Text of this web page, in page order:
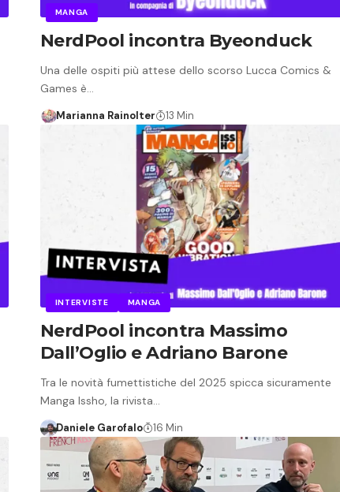
MANGA
NerdPool incontra Byeonduck
Una delle ospiti più attese dello scorso Lucca Comics &
Games è…
Marianna Rainolter 13 Min
INTERVISTE MANGA
NerdPool incontra Massimo
Dall’Oglio e Adriano Barone
Tra le novità fumettistiche del 2025 spicca sicuramente
Manga Issho, la rivista…
Daniele Garofalo 16 Min